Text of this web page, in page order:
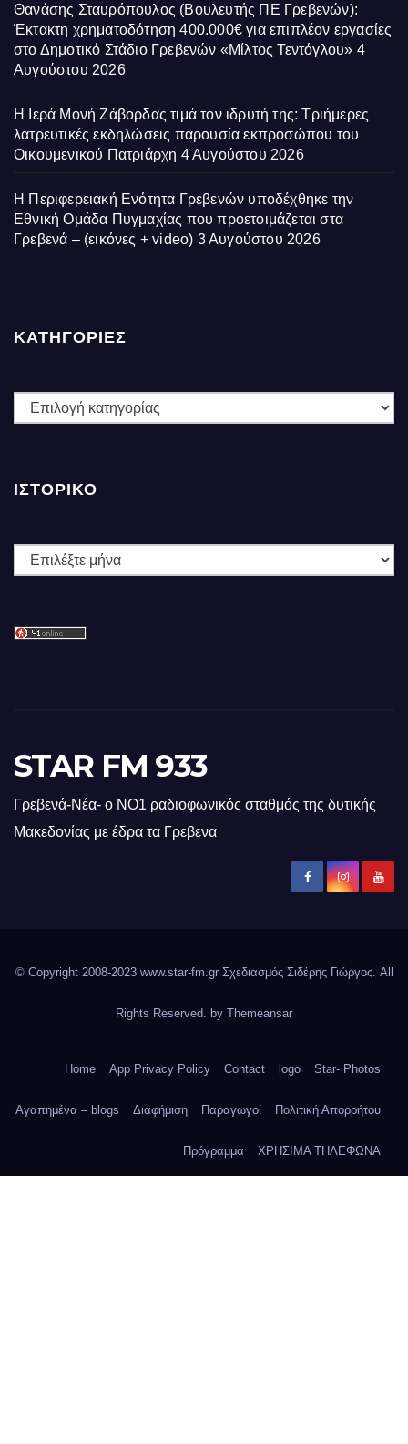
Θανάσης Σταυρόπουλος (Βουλευτής ΠΕ Γρεβενών):
Έκτακτη χρηματοδότηση 400.000€ για επιπλέον εργασίες
στο Δημοτικό Στάδιο Γρεβενών «Μίλτος Τεντόγλου» 4
Αυγούστου 2026
Η Ιερά Μονή Ζάβορδας τιμά τον ιδρυτή της: Τριήμερες
λατρευτικές εκδηλώσεις παρουσία εκπροσώπου του
Οικουμενικού Πατριάρχη 4 Αυγούστου 2026
Η Περιφερειακή Ενότητα Γρεβενών υποδέχθηκε την
Εθνική Ομάδα Πυγμαχίας που προετοιμάζεται στα
Γρεβενά – (εικόνες + video) 3 Αυγούστου 2026
ΚΑΤΗΓΟΡΙΕΣ
ΚΑΤΗΓΟΡΙΕΣ
ΙΣΤΟΡΙΚΌ
Ιστορικό
STAR FM 933
Γρεβενά-Νέα- ο ΝΟ1 ραδιοφωνικός σταθμός της δυτικής
Μακεδονίας με έδρα τα Γρεβενα
© Copyright 2008-2023 www.star-fm.gr Σχεδιασμός Σιδέρης Γιώργος. All
Rights Reserved. by Themeansar
Home App Privacy Policy Contact logo Star- Photos
Αγαπημένα – blogs Διαφήμιση Παραγωγοί Πολιτική Απορρήτου
Πρόγραμμα ΧΡΗΣΙΜΑ ΤΗΛΕΦΩΝΑ